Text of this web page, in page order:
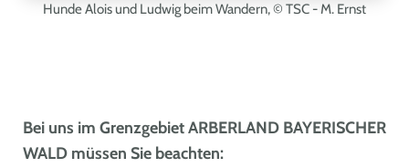
Hunde Alois und Ludwig beim Wandern,© TSC - M. Ernst
Bei uns im Grenzgebiet ARBERLAND BAYERISCHER
WALD müssen Sie beachten: